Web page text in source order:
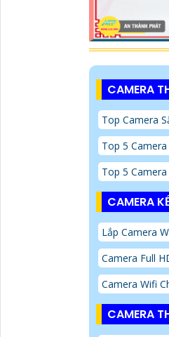
CAMERA
Top Camera
Top 5
Top 5
CAMERA
Lắp Camera
Camera Full
Camera Wifi
CAMERA